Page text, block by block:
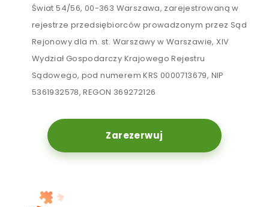
Świat 54/56, 00-363 Warszawa, zarejestrowaną w
rejestrze przedsiębiorców prowadzonym przez Sąd
Rejonowy dla m. st. Warszawy w Warszawie, XIV
Wydział Gospodarczy Krajowego Rejestru
Sądowego, pod numerem KRS 0000713679, NIP
5361932578, REGON 369272126
Zarezerwuj